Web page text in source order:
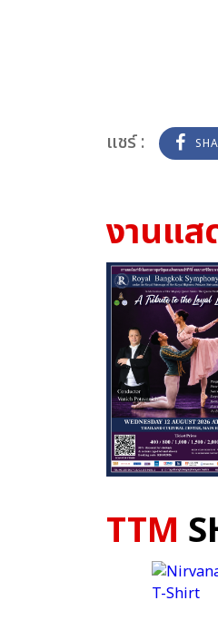
แชร์ :
งานแส
TTM